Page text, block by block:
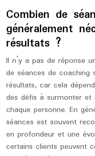
Combien de
généralement
résultats ?
Il n’y a pas de réponse
de séances de coaching
résultats, car cela
des défis à surmonter et
chaque personne. En
séances est souvent
en profondeur et une
certains clients peuvent